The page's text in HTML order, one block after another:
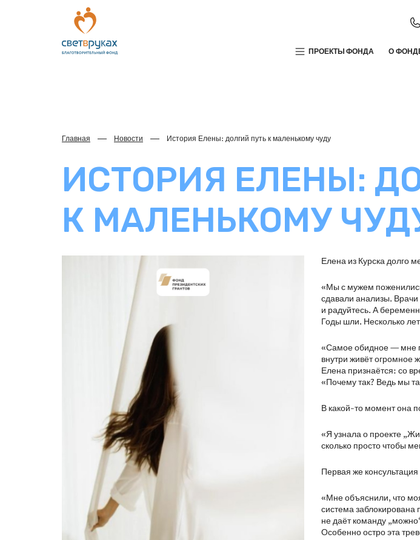
ПРОЕКТЫ ФОНДА О
Главная Новости История Елены: долгий путь к маленькому чуду
ИСТОРИЯ ЕЛЕНЫ:
К МАЛЕНЬКОМУ
Елена из Курска долго
«Мы с мужем
сдавали анализы.
и радуйтесь. А
Годы шли. Несколько
«Самое обидное — мне
внутри живёт огромное
Елена признаётся: со
«Почему так? Ведь мы
В какой-то момент она
«Я узнала о проекте
сколько просто чтобы
Первая же
«Мне объяснили, что
система
не даёт команду
Особенно остро эта